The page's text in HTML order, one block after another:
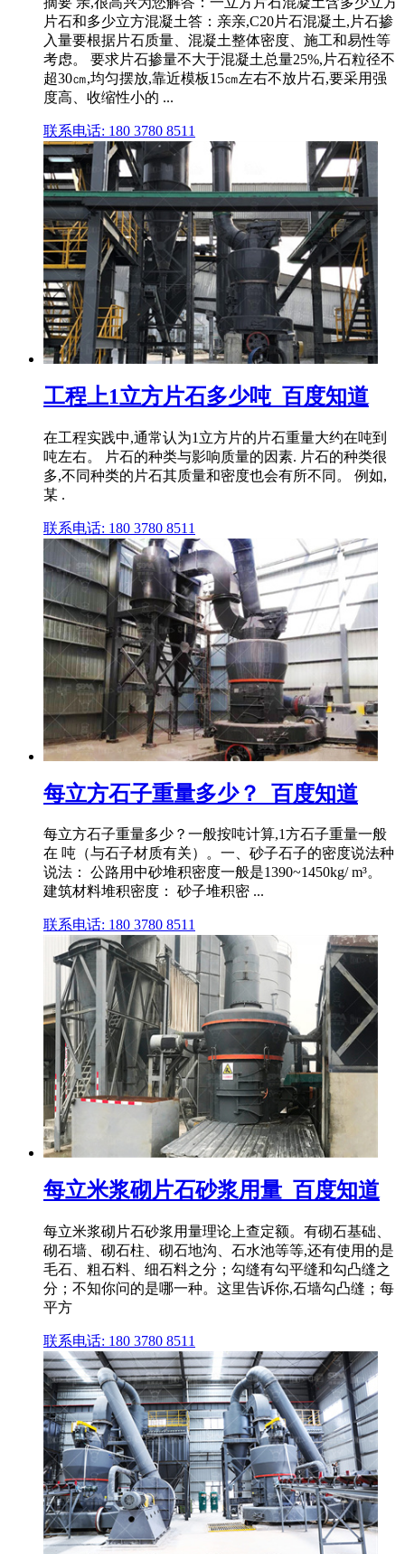
片石和多少立方混凝土答：亲亲,C20片石混凝土,片石掺
入量要根据片石质量、混凝土整体密度、施工和易性等
考虑。 要求片石掺量不大于混凝土总量25%,片石粒径不
超30㎝,均匀摆放,靠近模板15㎝左右不放片石,要采用强
度高、收缩性小的 ...
联系电话: 180 3780 8511
工程上1立方片石多少吨_百度知道
在工程实践中,通常认为1立方片的片石重量大约在吨到
吨左右。 片石的种类与影响质量的因素. 片石的种类很
多,不同种类的片石其质量和密度也会有所不同。 例如,
某 .
联系电话: 180 3780 8511
每立方石子重量多少？_百度知道
每立方石子重量多少？一般按吨计算,1方石子重量一般
在 吨（与石子材质有关）。一、砂子石子的密度说法种
说法： 公路用中砂堆积密度一般是1390~1450kg/ m³。
建筑材料堆积密度： 砂子堆积密 ...
联系电话: 180 3780 8511
每立米浆砌片石砂浆用量_百度知道
每立米浆砌片石砂浆用量理论上查定额。有砌石基础、
砌石墙、砌石柱、砌石地沟、石水池等等,还有使用的是
毛石、粗石料、细石料之分；勾缝有勾平缝和勾凸缝之
分；不知你问的是哪一种。这里告诉你,石墙勾凸缝；每
平方
联系电话: 180 3780 8511